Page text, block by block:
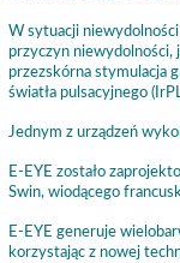
W sytuacji
przyczyn
przezskórna stymulacja
światła pulsacyjnego
Jednym z urządzeń
E-EYE zostało
Swin, wiodącego
E-EYE generuje
korzystając z nowej